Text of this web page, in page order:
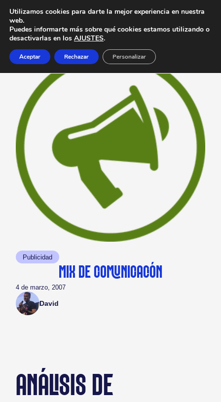
Publicidad
MIX DE COMUNICACIÓN
4 de marzo, 2007
David
ANÁLISIS DE
Utilizamos cookies para darte la mejor experiencia en nuestra
web.
Puedes informarte más sobre qué cookies estamos utilizando o
desactivarlas en los AJUSTES.
Aceptar Rechazar Personalizar